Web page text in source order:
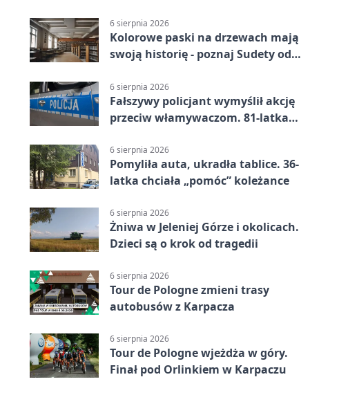
6 sierpnia 2026
Kolorowe paski na drzewach mają
swoją historię - poznaj Sudety od
6 sierpnia 2026
Fałszywy policjant wymyślił akcję
przeciw włamywaczom. 81-latka
6 sierpnia 2026
Pomyliła auta, ukradła tablice. 36-
latka chciała „pomóc” koleżance
6 sierpnia 2026
Żniwa w Jeleniej Górze i okolicach.
Dzieci są o krok od tragedii
6 sierpnia 2026
Tour de Pologne zmieni trasy
autobusów z Karpacza
6 sierpnia 2026
Tour de Pologne wjeżdża w góry.
Finał pod Orlinkiem w Karpaczu